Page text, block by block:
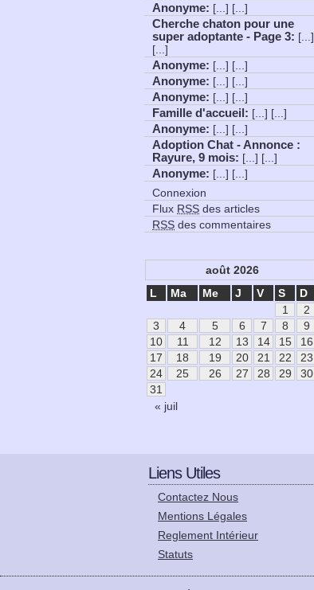
Anonyme: [...] [...]
Cherche chaton pour une
super adoptante - Page 3: [...]
[...]
Anonyme: [...] [...]
Anonyme: [...] [...]
Anonyme: [...] [...]
Famille d'accueil : [...] [...]
Anonyme: [...] [...]
Adoption Chat - Annonce :
Rayure, 9 mois: [...] [...]
Anonyme: [...] [...]
Connexion
Flux RSS des articles
RSS des commentaires
août 2026
L
Ma Me J V S D
« juil
1
2
3
4 5 6 7 8
9
10
11 12 13 14 15
16
17
18 19 20 21 22
23
24
25 26 27 28 29
30
31
Liens Utiles
Contactez Nous
Mentions Légales
Reglement Intérieur
Statuts